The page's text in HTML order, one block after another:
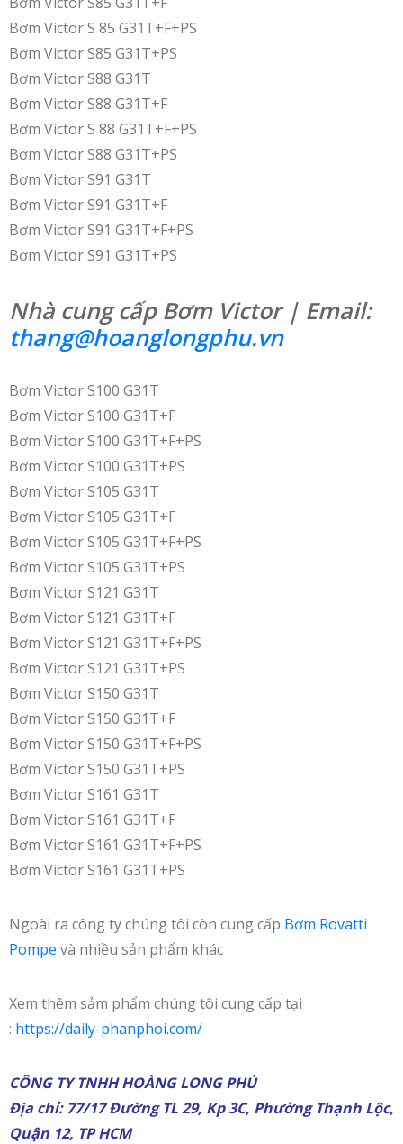
Bơm Victor S 85 G31T+F+PS
Bơm Victor S85 G31T+PS
Bơm Victor S88 G31T
Bơm Victor S88 G31T+F
Bơm Victor S 88 G31T+F+PS
Bơm Victor S88 G31T+PS
Bơm Victor S91 G31T
Bơm Victor S91 G31T+F
Bơm Victor S91 G31T+F+PS
Bơm Victor S91 G31T+PS
Nhà cung cấp Bơm Victor | Email:
thang@hoanglongphu.vn
Bơm Victor S100 G31T
Bơm Victor S100 G31T+F
Bơm Victor S100 G31T+F+PS
Bơm Victor S100 G31T+PS
Bơm Victor S105 G31T
Bơm Victor S105 G31T+F
Bơm Victor S105 G31T+F+PS
Bơm Victor S105 G31T+PS
Bơm Victor S121 G31T
Bơm Victor S121 G31T+F
Bơm Victor S121 G31T+F+PS
Bơm Victor S121 G31T+PS
Bơm Victor S150 G31T
Bơm Victor S150 G31T+F
Bơm Victor S150 G31T+F+PS
Bơm Victor S150 G31T+PS
Bơm Victor S161 G31T
Bơm Victor S161 G31T+F
Bơm Victor S161 G31T+F+PS
Bơm Victor S161 G31T+PS
Ngoài ra công ty chúng tôi còn cung cấp Bơm Rovatti
Pompe và nhiều sản phẩm khác
Xem thêm sảm phẩm chúng tôi cung cấp tại
: https://daily-phanphoi.com/
CÔNG TY TNHH HOÀNG LONG PHÚ
Địa chỉ: 77/17 Đường TL 29, Kp 3C, Phường Thạnh Lộc,
Quận 12, TP HCM